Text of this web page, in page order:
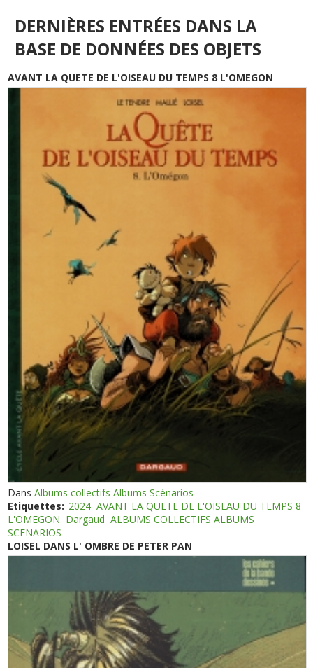
DERNIÈRES ENTRÉES DANS LA
BASE DE DONNÉES DES OBJETS
AVANT LA QUETE DE L'OISEAU DU TEMPS 8 L'OMEGON
DansAlbums collectifs Albums Scénarios
Etiquettes: 2024 AVANT LA QUETE DE L'OISEAU DU TEMPS 8
L'OMEGON Dargaud ALBUMS COLLECTIFS ALBUMS
SCENARIOS
LOISEL DANS L' OMBRE DE PETER PAN